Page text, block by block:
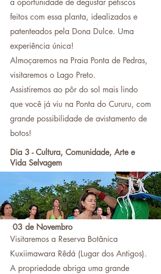
a oportunidade de degustar petiscos
feitos com essa planta, idealizados e
patenteados pela Dona Dulce. Uma
experiência única!
Almoçaremos na Praia Ponta de Pedras,
visitaremos o Lago Preto.
Assistiremos ao pôr do sol mais lindo
que você já viu na Ponta do Cururu, com
grande possibilidade de avistamento de
botos!
Dia 3 - Cultura, Comunidade, Arte e
Vida Selvagem
03 de Novembro
Visitaremos a Reserva Botânica
Kuxiimawara Rêdá (Lugar dos Antigos).
A propriedade abriga uma grande